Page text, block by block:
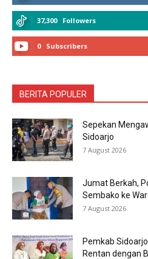
37,300 Followers
0 Subscribers
BERITA POPULER
Sepekan
Sidoarjo
7 August 2026
Jumat Berkah,
Sembako ke
7 August 2026
Pemkab
Rentan dengan